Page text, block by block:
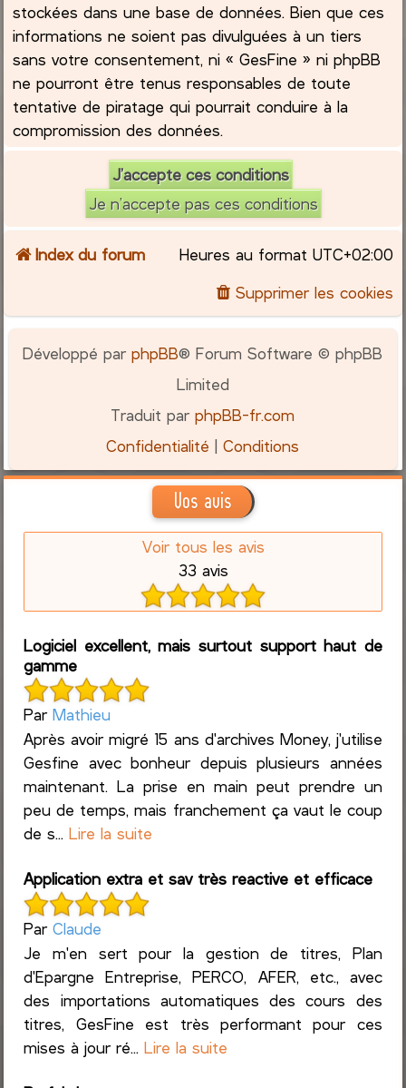
stockées dans une base de données. Bien que ces
informations ne soient pas divulguées à un tiers
sans votre consentement, ni « GesFine » ni phpBB
ne pourront être tenus responsables de toute
tentative de piratage qui pourrait conduire à la
compromission des données.
Index du forum Heures au format UTC+02:00
Supprimer les cookies
Développé parphpBB® Forum Software © phpBB
Limited
Traduit parphpBB-fr.com
Confidentialité |Conditions
Vos avis
Voir tous les avis
33 avis
Logiciel excellent, mais surtout support haut de
gamme
ParMathieu
Après avoir migré 15 ans d'archives Money, j'utilise
Gesfine avec bonheur depuis plusieurs années
maintenant. La prise en main peut prendre un
peu de temps, mais franchement ça vaut le coup
de s...Lire la suite
Application extra et sav très reactive et efficace
ParClaude
Je m'en sert pour la gestion de titres, Plan
d'Epargne Entreprise, PERCO, AFER, etc., avec
des importations automatiques des cours des
titres, GesFine est très performant pour ces
mises à jour ré...Lire la suite